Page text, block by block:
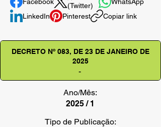
(Twitter)
LinkedIn
Pinterest Copiar link
DECRETO Nº 083, DE 23 DE JANEIRO DE
2025
-
Ano/Mês:
2025 / 1
Tipo de Publicação: